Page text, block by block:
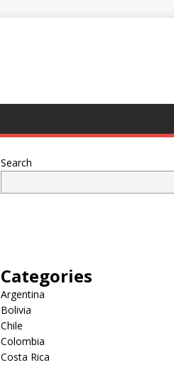
Search
Categories
Argentina
Bolivia
Chile
Colombia
Costa Rica